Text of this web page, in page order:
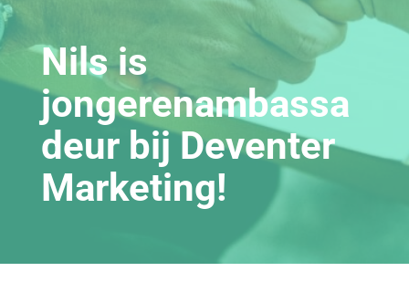
Nils is
jongerenambassa
deur bij Deventer
Marketing!